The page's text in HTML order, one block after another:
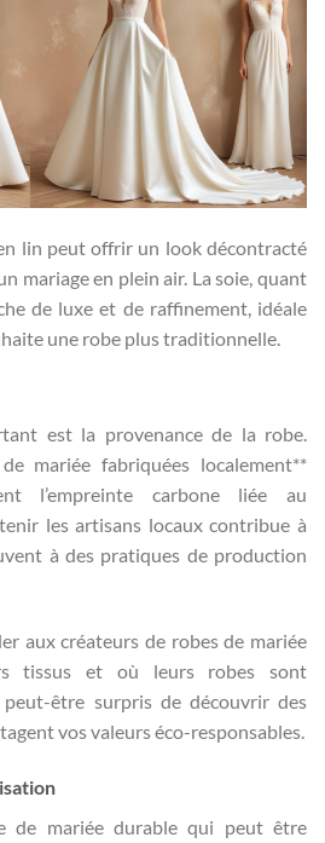
lin peut offrir un look décontracté
mariage en plein air. La soie, quant
de luxe et de raffinement, idéale
une robe plus traditionnelle.
est la provenance de la robe.
mariée fabriquées localement**
l’empreinte carbone liée au
les artisans locaux contribue à
à des pratiques de production
aux créateurs de robes de mariée
tissus et où leurs robes sont
peut-être surpris de découvrir des
vos valeurs éco-responsables.
de mariée durable qui peut être